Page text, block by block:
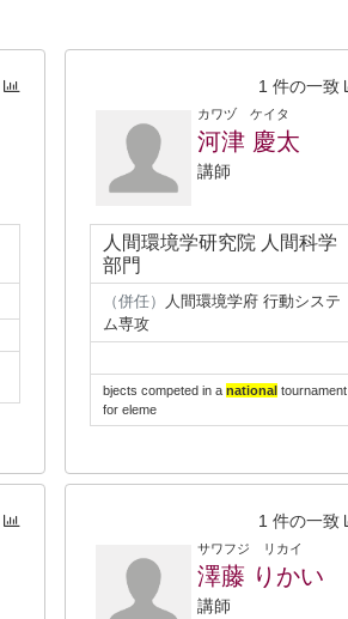
1 件の一致
カワヅ ケイタ
河津 慶太
講師
人間環境学研究院 人間科学
部門
（併任）
人間環境学府 行動システ
ム専攻
bjects competed in a national tournament
for eleme
1 件の一致
サワフジ リカイ
澤藤 りかい
講師